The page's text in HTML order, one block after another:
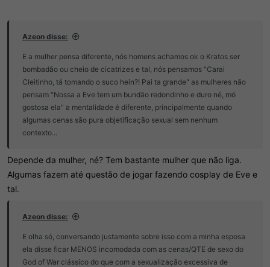
Azeon disse:
E a mulher pensa diferente, nós homens achamos ok o Kratos ser
bombadão ou cheio de cicatrizes e tal, nós pensamos "Carai
Cleitinho, tá tomando o suco hein?! Pai ta grande" as mulheres não
pensam "Nossa a Eve tem um bundão redondinho e duro né, mó
gostosa ela" a mentalidade é diferente, principalmente quando
algumas cenas são pura objetificação sexual sem nenhum
contexto...
Depende da mulher, né? Tem bastante mulher que não liga.
Algumas fazem até questão de jogar fazendo cosplay de Eve e
tal.
Azeon disse:
E olha só, conversando justamente sobre isso com a minha esposa
ela disse ficar MENOS incomodada com as cenas/QTE de sexo do
God of War clássico do que com a sexualização excessiva de